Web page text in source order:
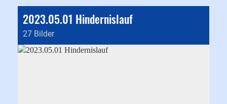
2023.05.01 Hindernislauf
27 Bilder